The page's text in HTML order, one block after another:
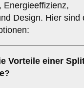
Energieeffizienz,
Design. Hier sind
Vorteile einer
?